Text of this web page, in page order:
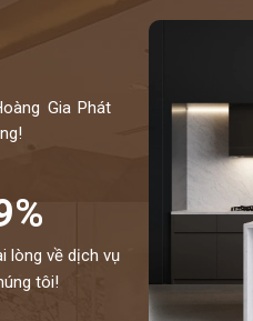
Gia Phát
lòng về dịch vụ
tôi!